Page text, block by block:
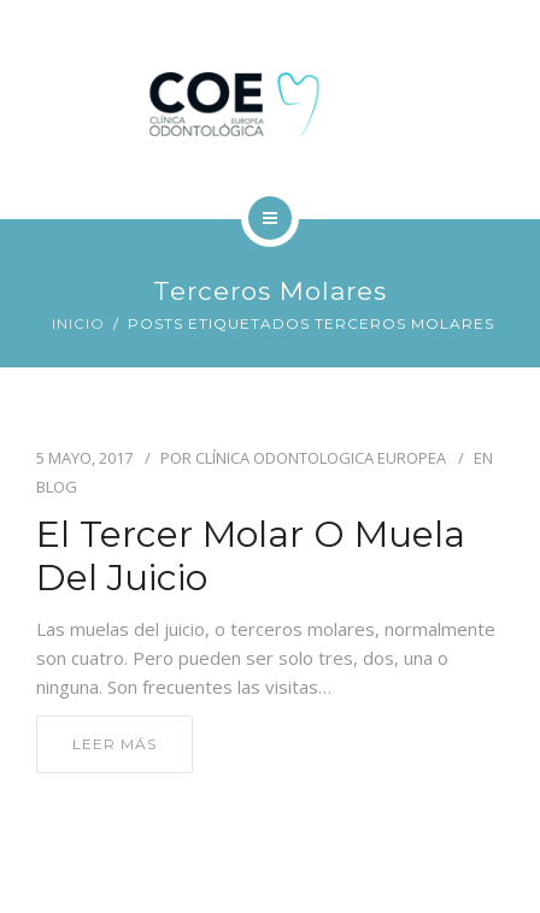
FINANCIACIÓN
TRATAMIENTOS DENTALES
BLOG
CONTACTO
Terceros Molares
INICIO POSTS ETIQUETADOS TERCEROS MOLARES
5 MAYO, 2017 POR CLÍNICA ODONTOLOGICA EUROPEA
EN
BLOG
El Tercer Molar O Muela
Del Juicio
Las muelas del juicio, o terceros molares, normalmente
son cuatro. Pero pueden ser solo tres, dos, una o
ninguna. Son frecuentes las visitas…
LEER MÁS